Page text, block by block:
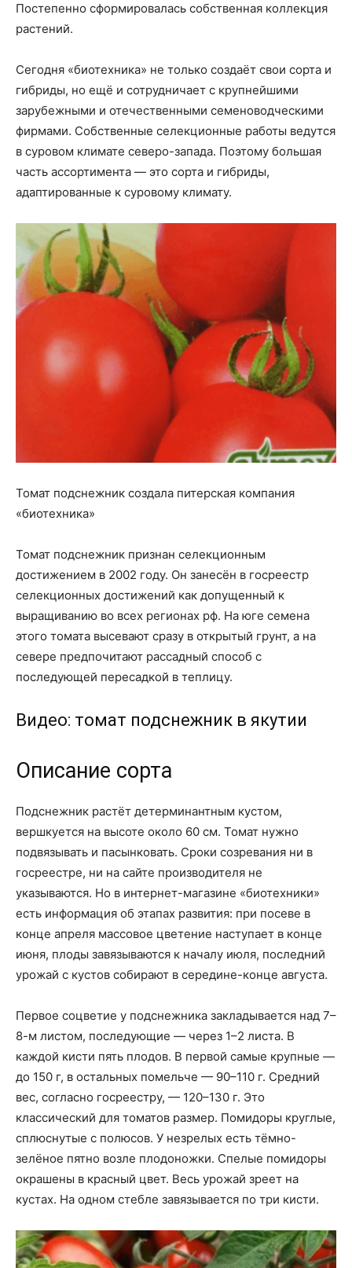
Постепенно сформировалась собственная коллекция
растений.
Сегодня «биотехника» не только создаёт свои сорта и
гибриды, но ещё и сотрудничает с крупнейшими
зарубежными и отечественными семеноводческими
фирмами. Собственные селекционные работы ведутся
в суровом климате северо-запада. Поэтому большая
часть ассортимента — это сорта и гибриды,
адаптированные к суровому климату.
Томат подснежник создала питерская компания
«биотехника»
Томат подснежник признан селекционным
достижением в 2002 году. Он занесён в госреестр
селекционных достижений как допущенный к
выращиванию во всех регионах рф. На юге семена
этого томата высевают сразу в открытый грунт, а на
севере предпочитают рассадный способ с
последующей пересадкой в теплицу.
Видео: томат подснежник в якутии
Описание сорта
Подснежник растёт детерминантным кустом,
вершкуется на высоте около 60 см. Томат нужно
подвязывать и пасынковать. Сроки созревания ни в
госреестре, ни на сайте производителя не
указываются. Но в интернет-магазине «биотехники»
есть информация об этапах развития: при посеве в
конце апреля массовое цветение наступает в конце
июня, плоды завязываются к началу июля, последний
урожай с кустов собирают в середине-конце августа.
Первое соцветие у подснежника закладывается над 7–
8-м листом, последующие — через 1–2 листа. В
каждой кисти пять плодов. В первой самые крупные —
до 150 г, в остальных помельче — 90–110 г. Средний
вес, согласно госреестру, — 120–130 г. Это
классический для томатов размер. Помидоры круглые,
сплюснутые с полюсов. У незрелых есть тёмно-
зелёное пятно возле плодоножки. Спелые помидоры
окрашены в красный цвет. Весь урожай зреет на
кустах. На одном стебле завязывается по три кисти.